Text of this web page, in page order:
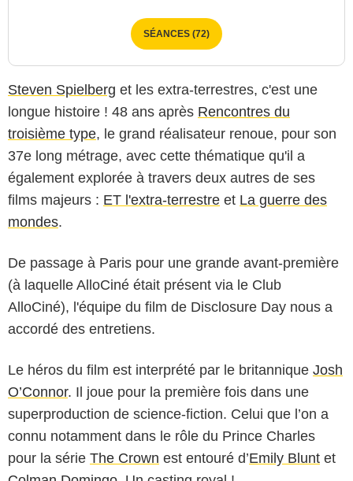
SÉANCES (72)
Steven Spielberg et les extra-terrestres, c'est une
longue histoire ! 48 ans après Rencontres du
troisième type, le grand réalisateur renoue, pour son
37e long métrage, avec cette thématique qu'il a
également explorée à travers deux autres de ses
films majeurs : ET l'extra-terrestre et La guerre des
mondes.
De passage à Paris pour une grande avant-première
(à laquelle AlloCiné était présent via le Club
AlloCiné), l'équipe du film de Disclosure Day nous a
accordé des entretiens.
Le héros du film est interprété par le britannique Josh
O’Connor. Il joue pour la première fois dans une
superproduction de science-fiction. Celui que l’on a
connu notamment dans le rôle du Prince Charles
pour la série The Crown est entouré d’Emily Blunt et